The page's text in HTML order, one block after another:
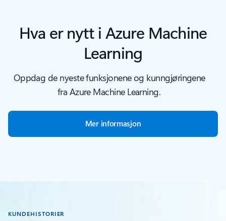
Hva er nytt i Azure Machine
Learning
Oppdag de nyeste funksjonene og kunngjøringene
fra Azure Machine Learning.
Mer informasjon
KUNDEHISTORIER